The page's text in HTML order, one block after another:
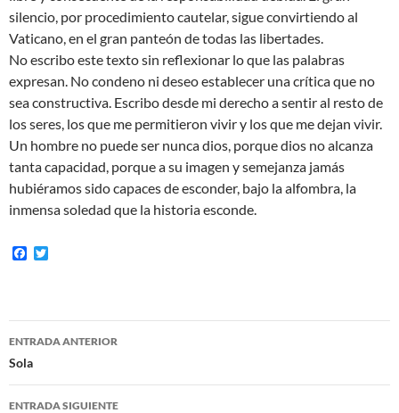
silencio, por procedimiento cautelar, sigue convirtiendo al
Vaticano, en el gran panteón de todas las libertades.
No escribo este texto sin reflexionar lo que las palabras
expresan. No condeno ni deseo establecer una crítica que no
sea constructiva. Escribo desde mi derecho a sentir al resto de
los seres, los que me permitieron vivir y los que me dejan vivir.
Un hombre no puede ser nunca dios, porque dios no alcanza
tanta capacidad, porque a su imagen y semejanza jamás
hubiéramos sido capaces de esconder, bajo la alfombra, la
inmensa soledad que la historia esconde.
F
o
o
e
r
Navegación
de
entradas
ENTRADA ANTERIOR
Sola
ENTRADA SIGUIENTE